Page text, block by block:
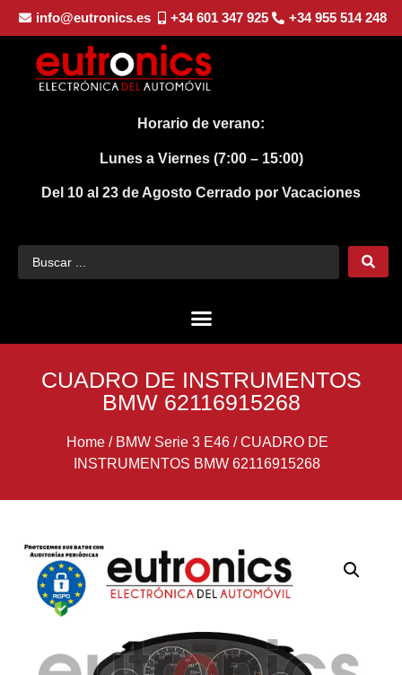
info@eutronics.es +34 601 347 925 +34 955 514 248
Horario de verano:
Lunes a Viernes (7:00 – 15:00)
Del 10 al 23 de Agosto Cerrado por Vacaciones
CUADRO DE INSTRUMENTOS
BMW 62116915268
Home/ BMW Serie 3 E46/CUADRO DE
INSTRUMENTOS BMW 62116915268